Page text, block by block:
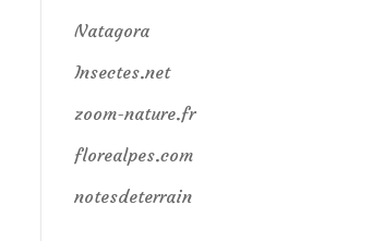
Natagora
Insectes.net
zoom-nature.fr
florealpes.com
notesdeterrain